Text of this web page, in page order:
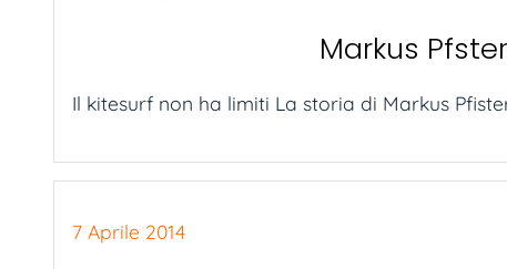
Markus
Il kitesurf non ha limiti La storia di Markus
7 Aprile 2014